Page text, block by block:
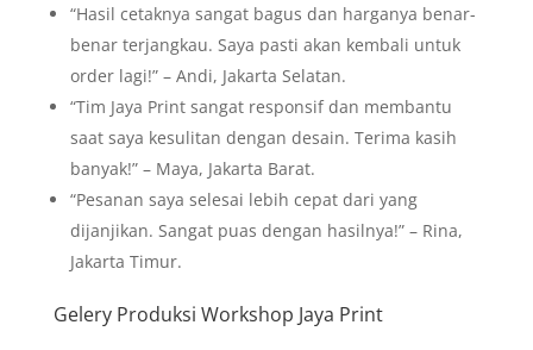
“Hasil cetaknya sangat bagus dan harganya benar-
benar terjangkau. Saya pasti akan kembali untuk
order lagi!” – Andi, Jakarta Selatan.
“Tim Jaya Print sangat responsif dan membantu
saat saya kesulitan dengan desain. Terima kasih
banyak!” – Maya, Jakarta Barat.
“Pesanan saya selesai lebih cepat dari yang
dijanjikan. Sangat puas dengan hasilnya!” – Rina,
Jakarta Timur.
Gelery Produksi Workshop Jaya Print